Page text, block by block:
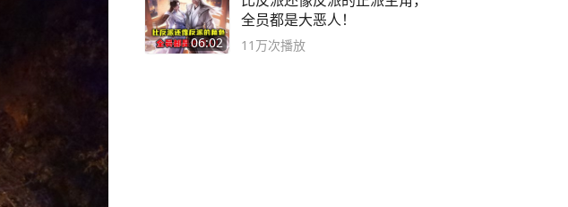
06:02
全员都是大恶人！
11万次播放